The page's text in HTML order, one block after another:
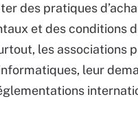
des pratiques
et des conditions
les associations
leur